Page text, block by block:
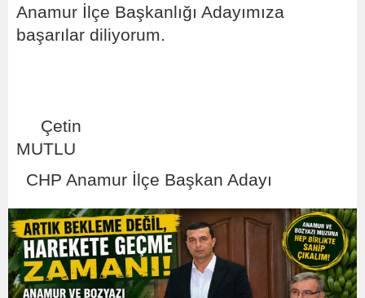
Anamur İlçe Başkanlığı Adayımıza
başarılar diliyorum.
Çetin
CHP Anamur İlçe Başkan Adayı